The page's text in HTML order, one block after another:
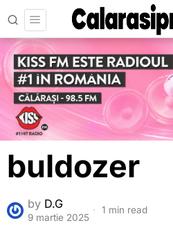
buldozer
by D.G
9 martie 2025
1 min read